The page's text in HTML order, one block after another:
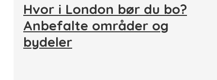
Hvor i London bør du bo?
Anbefalte områder og
bydeler